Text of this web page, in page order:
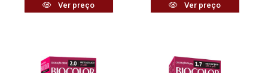
Ver preço Ver preço